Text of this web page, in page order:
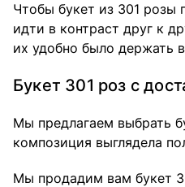
Чтобы букет из 301 розы
идти в контраст друг к
их удобно было держать
Букет 301 роз с
Мы предлагаем выбрать
композиция выглядела
Мы продадим вам букет